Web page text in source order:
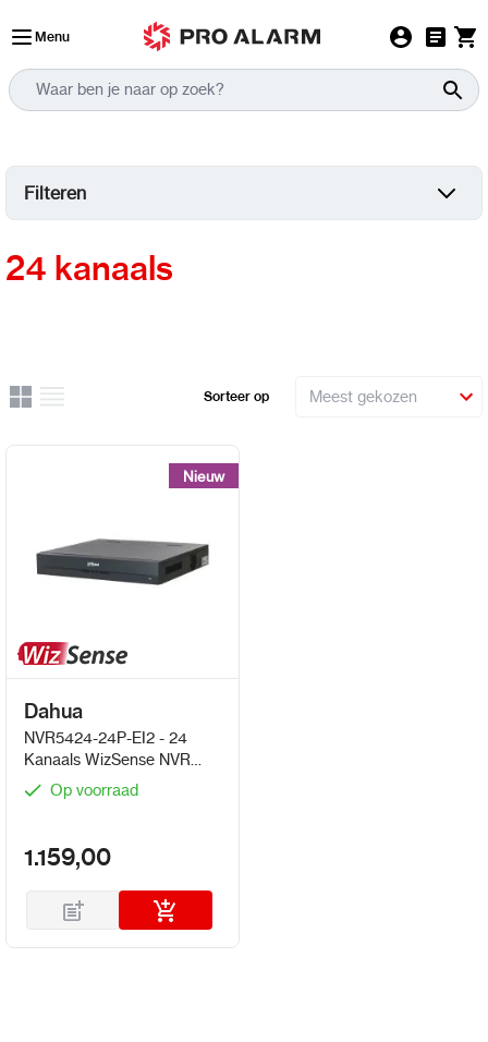
Menu
Filteren
24 kanaals
Uitzicht
Rooster
Lijst Sorteer op
Nieuw
Nieuw
Dahua
NVR5424-24P-EI2 - 24
Kanaals WizSense NVR
met 24 PoE Poorten en
AcuPick
Op voorraad
1.159,00